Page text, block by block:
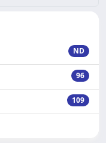
ND
96
109